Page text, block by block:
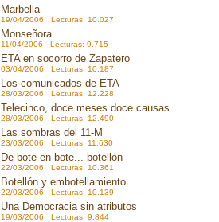
Marbella
19/04/2006 Lecturas: 10.027
Monseñora
11/04/2006 Lecturas: 9.715
ETA en socorro de Zapatero
03/04/2006 Lecturas: 10.187
Los comunicados de ETA
28/03/2006 Lecturas: 12.228
Telecinco, doce meses doce causas
28/03/2006 Lecturas: 12.490
Las sombras del 11-M
23/03/2006 Lecturas: 11.630
De bote en bote... botellón
22/03/2006 Lecturas: 10.361
Botellón y embotellamiento
22/03/2006 Lecturas: 10.139
Una Democracia sin atributos
19/03/2006 Lecturas: 9.844